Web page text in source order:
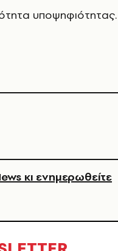
υποψηφιότητας.
κι ενημερωθείτε